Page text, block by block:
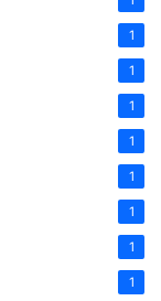
1
1
1
1
1
1
1
1